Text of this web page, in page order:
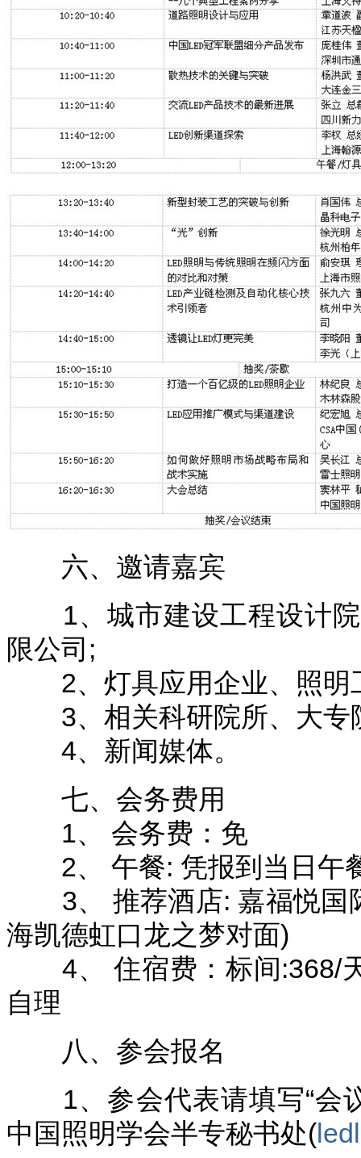
六、邀请嘉宾
1、城市建设工程设计院
限公司;
2、灯具应用企业、照明
3、相关科研院所、大专
4、新闻媒体。
七、会务费用
1、 会务费：免
2、 午餐: 凭报到当日午
3、 推荐酒店: 嘉福悦国
海凯德虹口龙之梦对面)
4、 住宿费：标间:368/天
自理
八、参会报名
1、参会代表请填写“会
中国照明学会半专秘书处(